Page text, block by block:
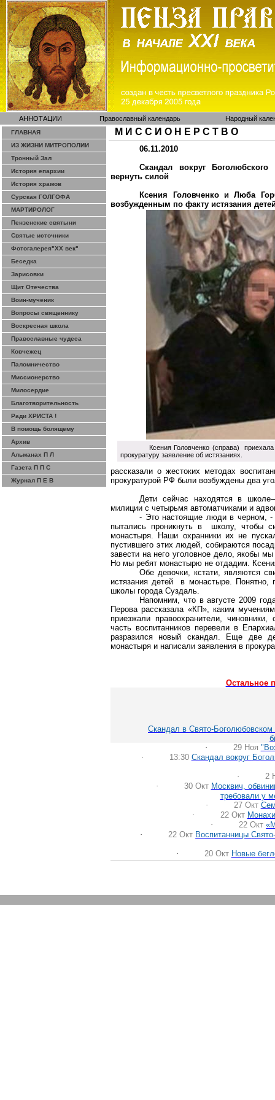
АННОТАЦИИ Православный календарь Народный
ГЛАВНАЯ
ИЗ ЖИЗНИ МИТРОПОЛИИ
Тронный Зал
История епархии
История храмов
Сурская ГОЛГОФА
МАРТИРОЛОГ
Пензенские святыни
Святые источники
Фотогалерея"ХХ век"
Беседка
Зарисовки
Щит Отечества
Воин-мученик
Вопросы священнику
Воскресная школа
Православные чудеса
Ковчежец
Паломничество
Миссионерство
Милосердие
Благотворительность
Ради ХРИСТА !
В помощь болящему
Архив
Альманах П Л
Газета П П С
Журнал П Е В
М И С С И О Н Е Р С Т В О
06.11.2010
Скандал вокруг
Боголюбского
вернуть силой
Ксения Головченко и Люба
возбужденным по факту истязания
Ксения Головченко (справа)
прокуратуру заявление об истязаниях.
рассказали о жестоких методах
прокуратурой РФ были возбуждены два
Дети сейчас находятся в
милиции с четырьмя автоматчиками и
- Это настоящие люди в черном,
пытались проникнуть в школу, чтобы
монастыря. Наши охранники их не
пустившего этих людей, собираются
завести на него уголовное дело, якобы
Но мы ребят монастырю не отдадим.
Обе девочки, кстати, являются
истязания детей в монастыре. Понятно,
школы города Суздаль.
Напомним, что в августе 2009
Перова рассказала «КП», каким
приезжали правоохранители,
часть воспитанников перевели в
разразился новый скандал. Еще две
монастыря и написали заявления в
Остальное
Скандал вСвято-Боголюбовском
·
29 Ноя
·
13:30 Скандал вокруг
·
2
·
30 Окт Москвич,
требовали у
·
27 Окт
·
22 Окт
·
22Окт
·
22Окт Воспитанницы
· 20 Окт Новые